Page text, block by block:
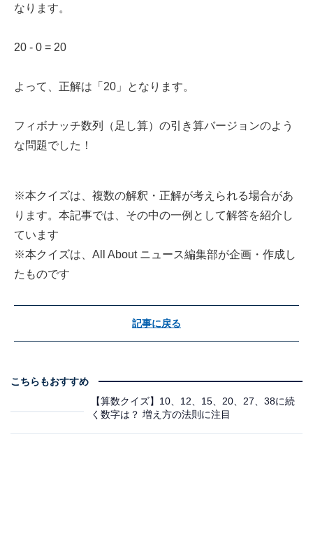
なります。
20 - 0 = 20
よって、正解は「20」となります。
フィボナッチ数列（足し算）の引き算バージョンのよう
な問題でした！
※本クイズは、複数の解釈・正解が考えられる場合があ
ります。本記事では、その中の一例として解答を紹介し
ています
※本クイズは、All About ニュース編集部が企画・作成し
たものです
記事に戻る
こちらもおすすめ
【算数クイズ】10、12、15、20、27、38に続
く数字は？ 増え方の法則に注目